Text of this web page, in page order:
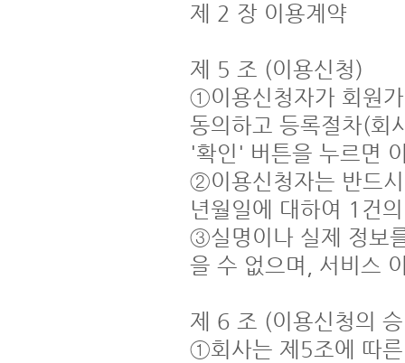
제 2 장 이용계약
제 5 조 (이용신청)
①이용신청자가 회원
동의하고 등록절차(회
'확인' 버튼을 누르면
②이용신청자는 반드
년월일에 대하여 1건
③실명이나 실제 정보
을 수 없으며, 서비스
제 6 조 (이용신청의
①회사는 제5조에 따